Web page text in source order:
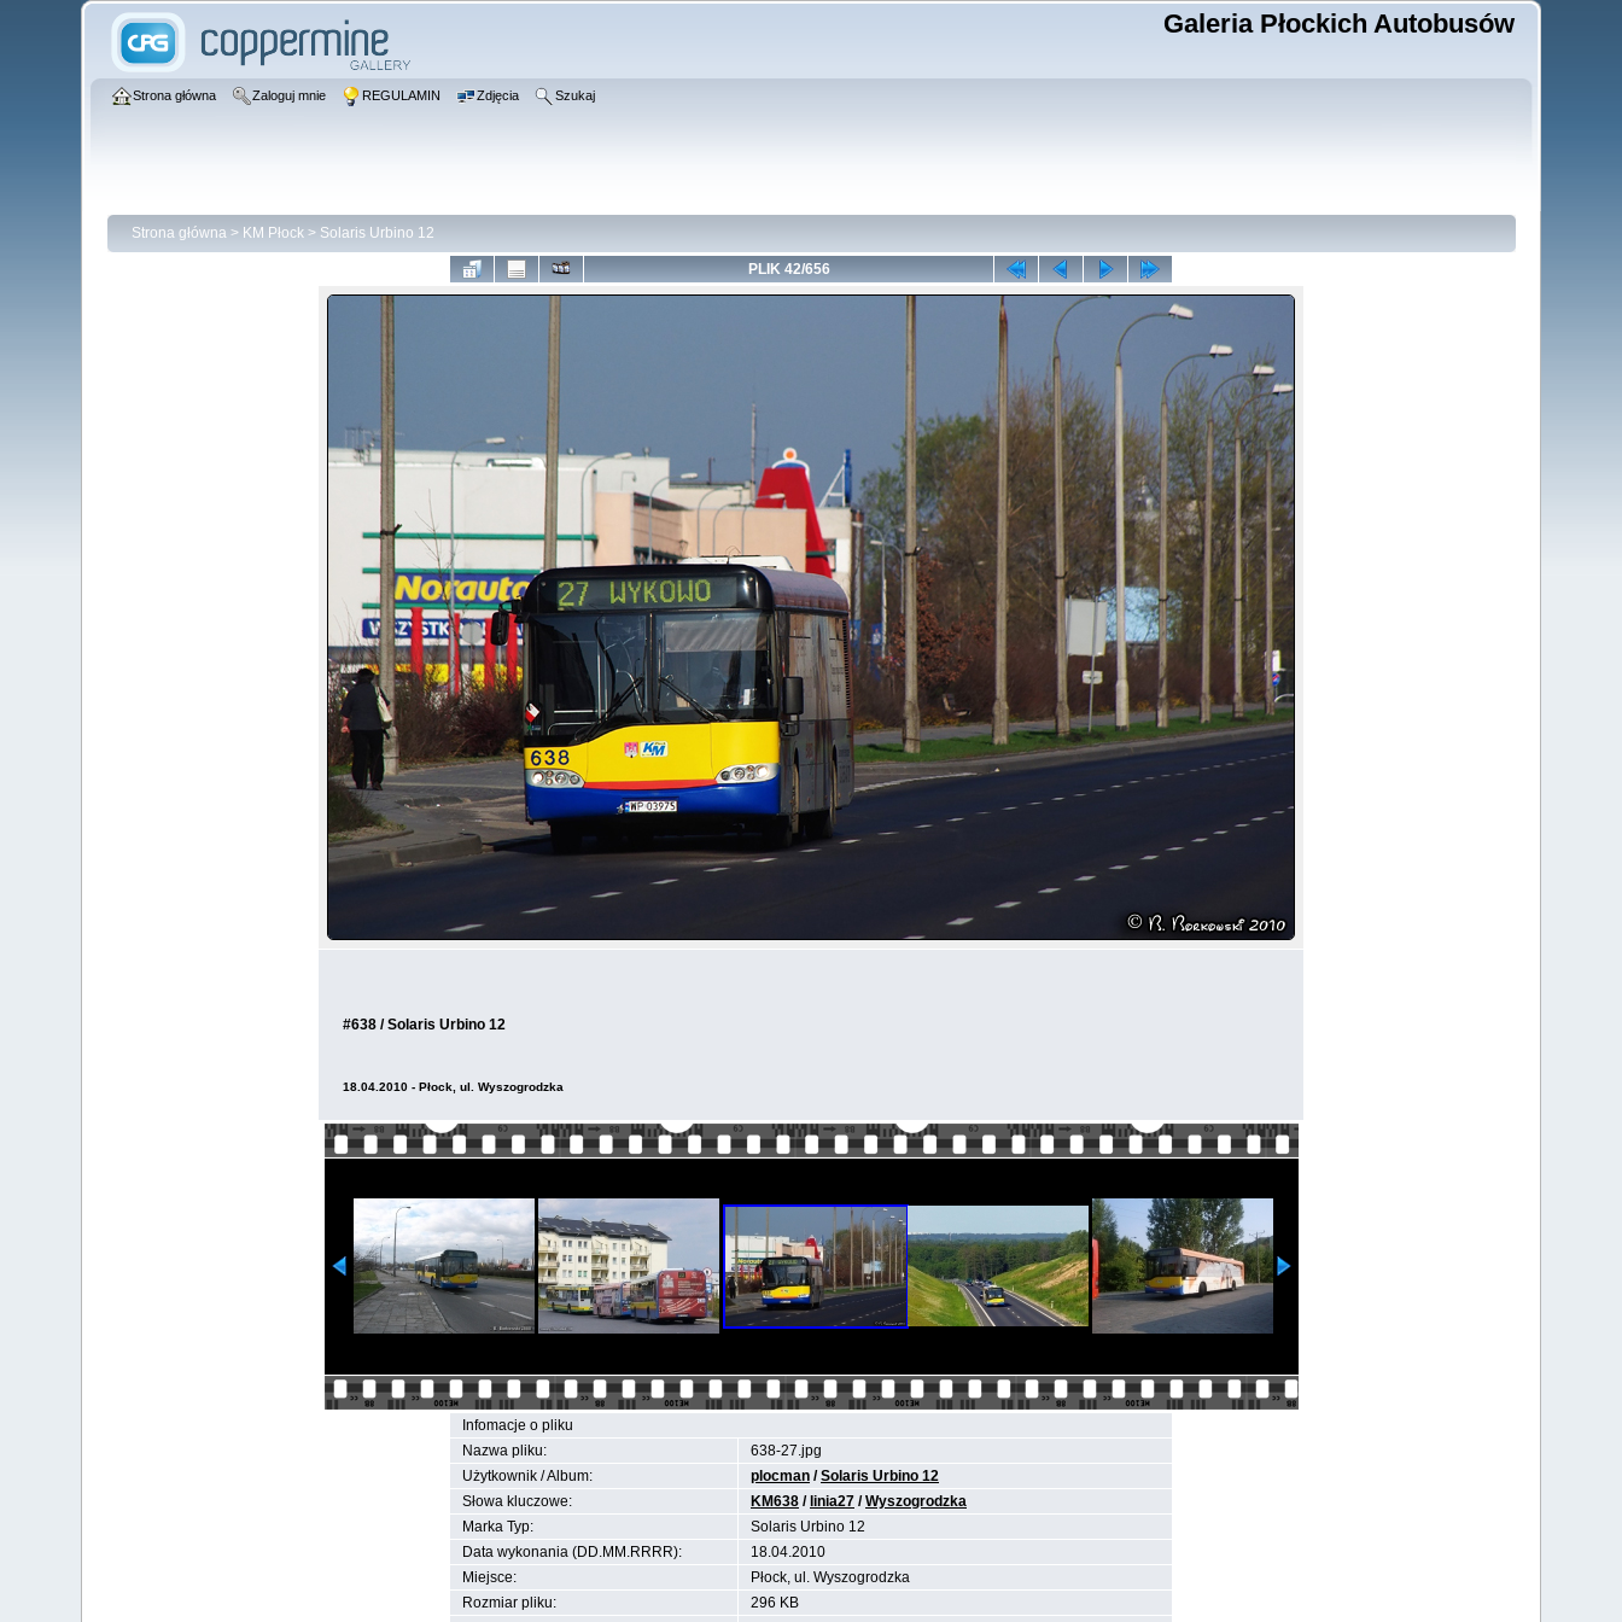
Galeria Płockich Autobusów
Strona główna Zaloguj mnie REGULAMIN Zdjęcia Szukaj
Strona główna> KM Płock> Solaris Urbino 12
PLIK 42/656
#638 / Solaris Urbino 12
18.04.2010 - Płock, ul. Wyszogrodzka
Infomacje o pliku
Nazwa pliku:
638-27.jpg
Użytkownik / Album:
plocman /Solaris Urbino 12
Słowa kluczowe:
KM638 / linia27 /Wyszogrodzka
Marka Typ:
Solaris Urbino 12
Data wykonania (DD.MM.RRRR):
18.04.2010
Miejsce:
Płock, ul. Wyszogrodzka
Rozmiar pliku:
296 KB